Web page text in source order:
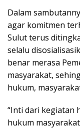
Dalam
agar komitmen
Sulut terus
selalu
benar merasa
masyarakat,
hukum,
“Inti dari kegiatan
hukum